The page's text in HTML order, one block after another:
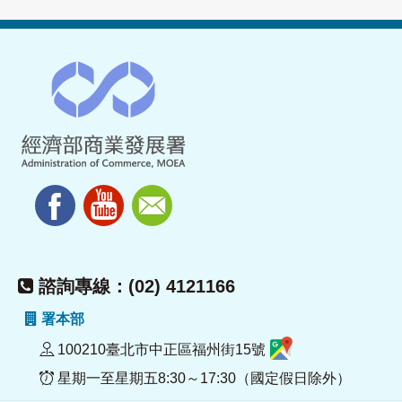
諮詢專線：(02) 4121166
署本部
100210臺北市中正區福州街15號
星期一至星期五8:30～17:30（國定假日除外）